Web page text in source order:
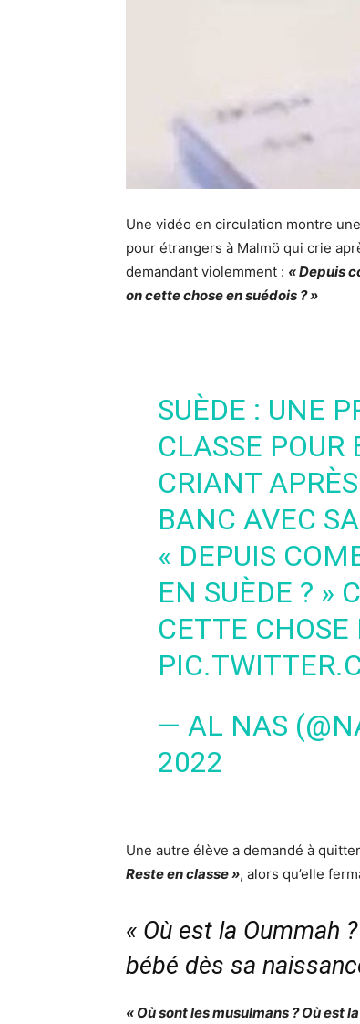
Une vidéo en circulation montre
pour étrangers à Malmö qui crie
demandant violemment : « Depuis
on cette chose en suédois ? »
SUÈDE : UNE
CLASSE
CRIANT
BANC AVEC
« DEPUIS
EN SUÈDE ? »
CETTE CHOSE
— AL NAS
2022
Une autre élève a demandé à
Reste en classe », alors qu’elle
« Où est la Oummah
bébé dès sa
« Où sont les musulmans ? Où est